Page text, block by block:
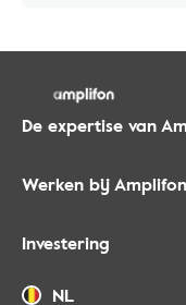
De expertise van
Werken bij Amplifon
Investering
NL